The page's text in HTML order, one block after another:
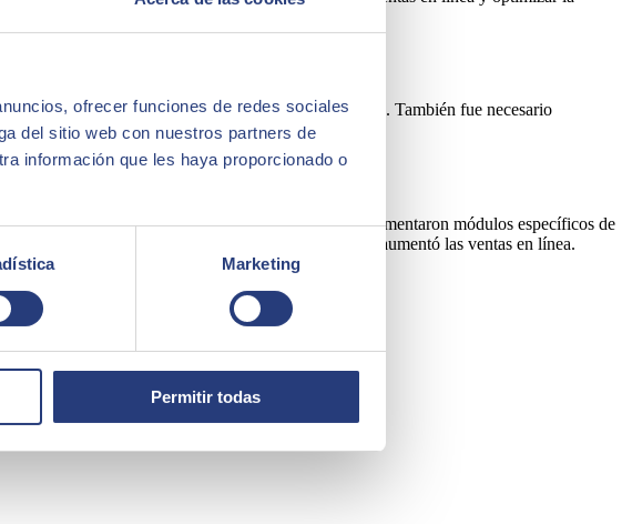
ofrecer funciones de redes sociales
del sitio web con nuestros partners de
información que les haya proporcionado o
Marketing
Permitir todas
del negocio sin interrumpir las operaciones. También fue necesario
de complementos alimenticios.
Se desarrolló una arquitectura robusta y se implementaron módulos específicos de
mejoró significativamente la experiencia del cliente y aumentó las ventas en línea.